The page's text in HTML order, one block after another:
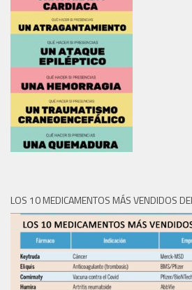
LOS 10 MEDICAMENTOS MÁS VENDIDOS